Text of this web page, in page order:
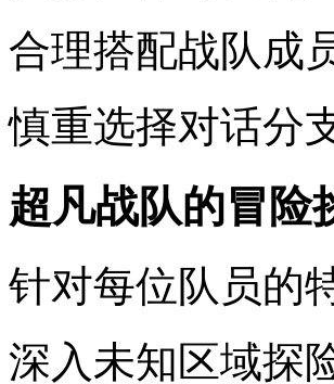
合理搭配战队成
慎重选择对话分
超凡战队的冒险
针对每位队员的
深入未知区域探